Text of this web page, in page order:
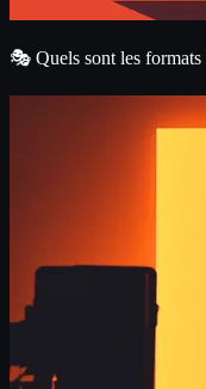
🎭 Quels sont les